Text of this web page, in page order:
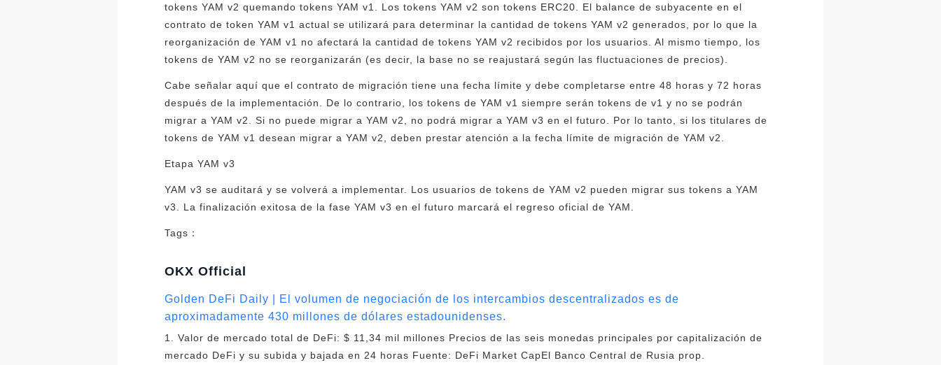
tokens YAM v2 quemando tokens YAM v1. Los tokens YAM v2 son tokens ERC20. El balance de subyacente en el
contrato de token YAM v1 actual se utilizará para determinar la cantidad de tokens YAM v2 generados, por lo que la
reorganización de YAM v1 no afectará la cantidad de tokens YAM v2 recibidos por los usuarios. Al mismo tiempo, los
tokens de YAM v2 no se reorganizarán (es decir, la base no se reajustará según las fluctuaciones de precios).
Cabe señalar aquí que el contrato de migración tiene una fecha límite y debe completarse entre 48 horas y 72 horas
después de la implementación. De lo contrario, los tokens de YAM v1 siempre serán tokens de v1 y no se podrán
migrar a YAM v2. Si no puede migrar a YAM v2, no podrá migrar a YAM v3 en el futuro. Por lo tanto, si los titulares de
tokens de YAM v1 desean migrar a YAM v2, deben prestar atención a la fecha límite de migración de YAM v2.
Etapa YAM v3
YAM v3 se auditará y se volverá a implementar. Los usuarios de tokens de YAM v2 pueden migrar sus tokens a YAM
v3. La finalización exitosa de la fase YAM v3 en el futuro marcará el regreso oficial de YAM.
Tags：
OKX Official
Golden DeFi Daily | El volumen de negociación de los intercambios descentralizados es de
aproximadamente 430 millones de dólares estadounidenses.
1. Valor de mercado total de DeFi: $ 11,34 mil millones Precios de las seis monedas principales por capitalización de
mercado DeFi y su subida y bajada en 24 horas Fuente: DeFi Market CapEl Banco Central de Rusia prop.